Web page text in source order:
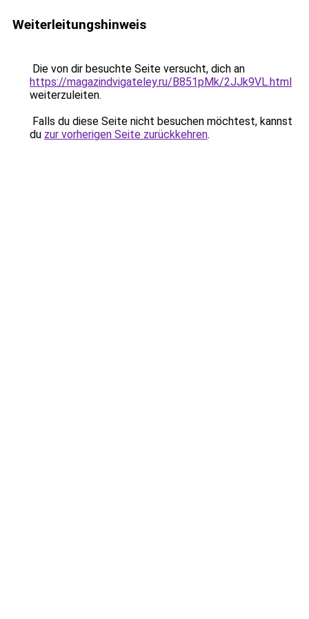
Weiterleitungshinweis
Die von dir besuchte Seite versucht, dich an
https://magazindvigateley.ru/B851pMk/2JJk9VL.html
weiterzuleiten.
Falls du diese Seite nicht besuchen möchtest, kannst
du zur vorherigen Seite zurückkehren.